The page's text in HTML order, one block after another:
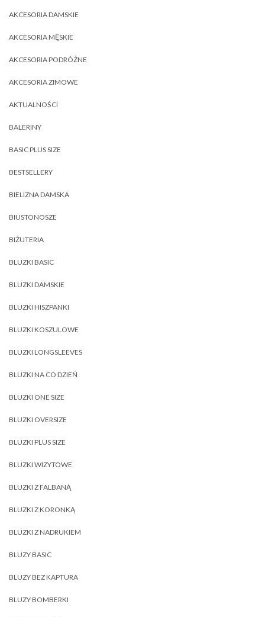
AKCESORIA DAMSKIE
AKCESORIA MĘSKIE
AKCESORIA PODRÓŻNE
AKCESORIA ZIMOWE
AKTUALNOŚCI
BALERINY
BASIC PLUS SIZE
BESTSELLERY
BIELIZNA DAMSKA
BIUSTONOSZE
BIŻUTERIA
BLUZKI BASIC
BLUZKI DAMSKIE
BLUZKI HISZPANKI
BLUZKI KOSZULOWE
BLUZKI LONGSLEEVES
BLUZKI NA CO DZIEŃ
BLUZKI ONE SIZE
BLUZKI OVERSIZE
BLUZKI PLUS SIZE
BLUZKI WIZYTOWE
BLUZKI Z FALBANĄ
BLUZKI Z KORONKĄ
BLUZKI Z NADRUKIEM
BLUZY BASIC
BLUZY BEZ KAPTURA
BLUZY BOMBERKI